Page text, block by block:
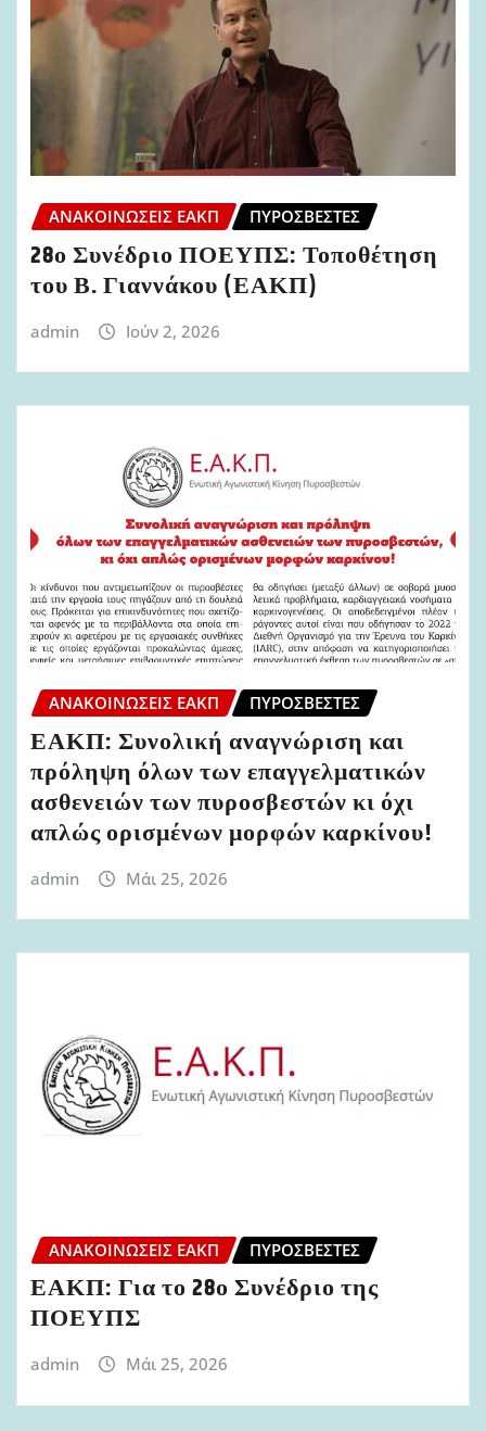
ΑΝΑΚΟΙΝΏΣΕΙΣ ΕΑΚΠ ΠΥΡΟΣΒΈΣΤΕΣ
28ο Συνέδριο ΠΟΕΥΠΣ: Τοποθέτηση
του Β. Γιαννάκου (ΕΑΚΠ)
admin Ιούν 2, 2026
ΑΝΑΚΟΙΝΏΣΕΙΣ ΕΑΚΠ ΠΥΡΟΣΒΈΣΤΕΣ
ΕΑΚΠ: Συνολική αναγνώριση και
πρόληψη όλων των επαγγελματικών
ασθενειών των πυροσβεστών κι όχι
απλώς ορισμένων μορφών καρκίνου!
admin Μάι 25, 2026
ΑΝΑΚΟΙΝΏΣΕΙΣ ΕΑΚΠ ΠΥΡΟΣΒΈΣΤΕΣ
ΕΑΚΠ: Για το 28ο Συνέδριο της
ΠΟΕΥΠΣ
admin Μάι 25, 2026